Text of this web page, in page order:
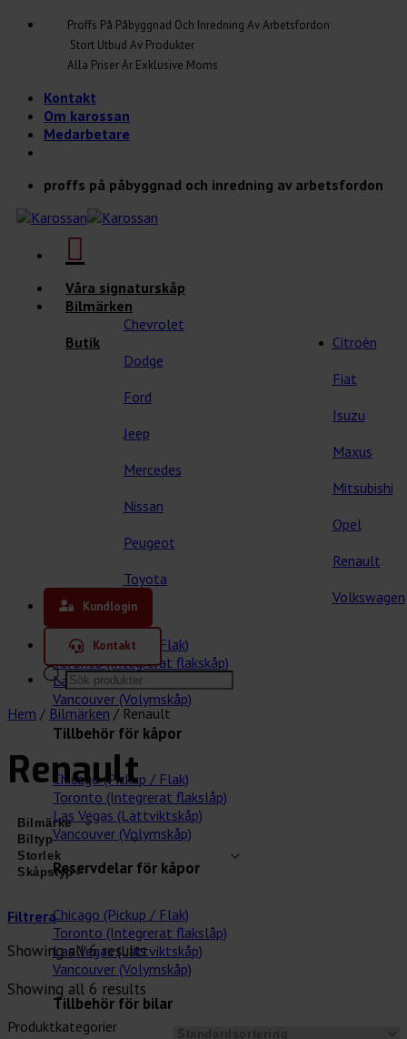
Skip
Proffs På Påbyggnad Och Inredning Av Arbetsfordon
Stort Utbud Av Produkter
Alla Priser Är Exklusive Moms
Kontakt
Om karossan
Medarbetare
proffs på påbyggnad och inredning av arbetsfordon
Våra signaturskåp
Bilmärken
Chevrolet
Citroèn
Dodge
Fiat
Ford
Isuzu
Jeep
Maxus
Mercedes
Mitsubishi
Nissan
Opel
Peugeot
Renault
Toyota
Volkswagen
Butik
Våra kåpor
Chicago (Pickup / Flak)
Toronto (Integrerat flakskåp)
Las Vegas (Lättviktskåp)
Vancouver (Volymskåp)
Tillbehör för kåpor
Chicago (Pickup / Flak)
Toronto (Integrerat flakslåp)
Las Vegas (Lättviktskåp)
Vancouver (Volymskåp)
Reservdelar för kåpor
Chicago (Pickup / Flak)
Toronto (Integrerat flakslåp)
Las Vegas (Lättviktskåp)
Vancouver (Volymskåp)
Tillbehör för bilar
Kundlogin
Kontakt
Products
search
Hem / Bilmärken /Renault
Renault
Filtrera
Showing all 6 results
Showing all 6 results
Produktkategorier